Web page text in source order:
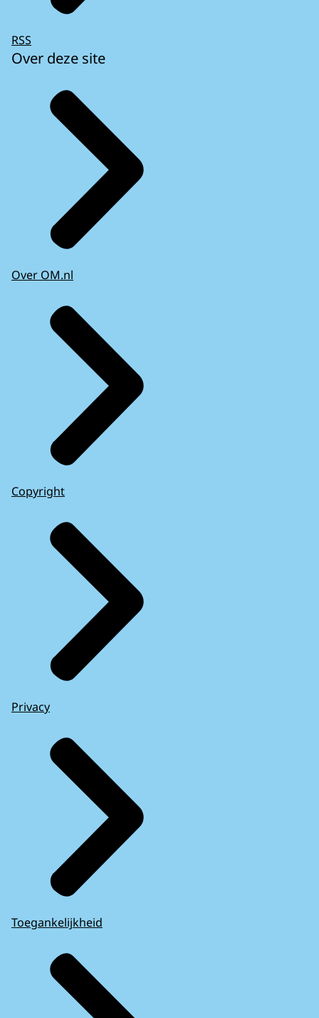
RSS
Over deze site
Over OM.nl
Copyright
Privacy
Toegankelijkheid